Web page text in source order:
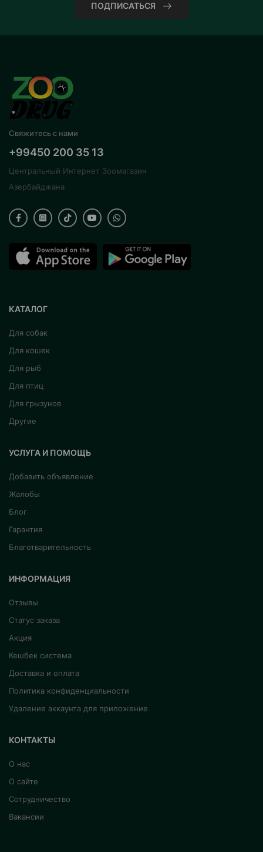
ПОДПИСАТЬСЯ
Свяжитесь с нами
+99450 200 35 13
Центральный Интернет Зоомагазин
Азербайджана
КАТАЛОГ
Для собак
Для кошек
Для рыб
Для птиц
Для грызунов
Другие
УСЛУГА И ПОМОЩЬ
Добавить объявление
Жалобы
Блог
Гарантия
Благотварительность
ИНФОРМАЦИЯ
Отзывы
Статус заказа
Акция
Кешбек система
Доставка и оплата
Политика конфиденциальности
Удаление аккаунта для приложение
КОНТАКТЫ
О нас
О сайте
Сотрудничество
Вакансии